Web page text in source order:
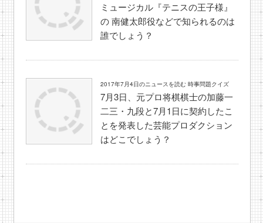
ミュージカル『テニスの王子様』
の 南健太郎役などで知られるのは
誰でしょう？
2017年7月4日のニュースを読む 時事問題クイズ
7月3日、元プロ将棋棋士の加藤一
二三・九段と7月1日に契約したこ
とを発表した芸能プロダクション
はどこでしょう？